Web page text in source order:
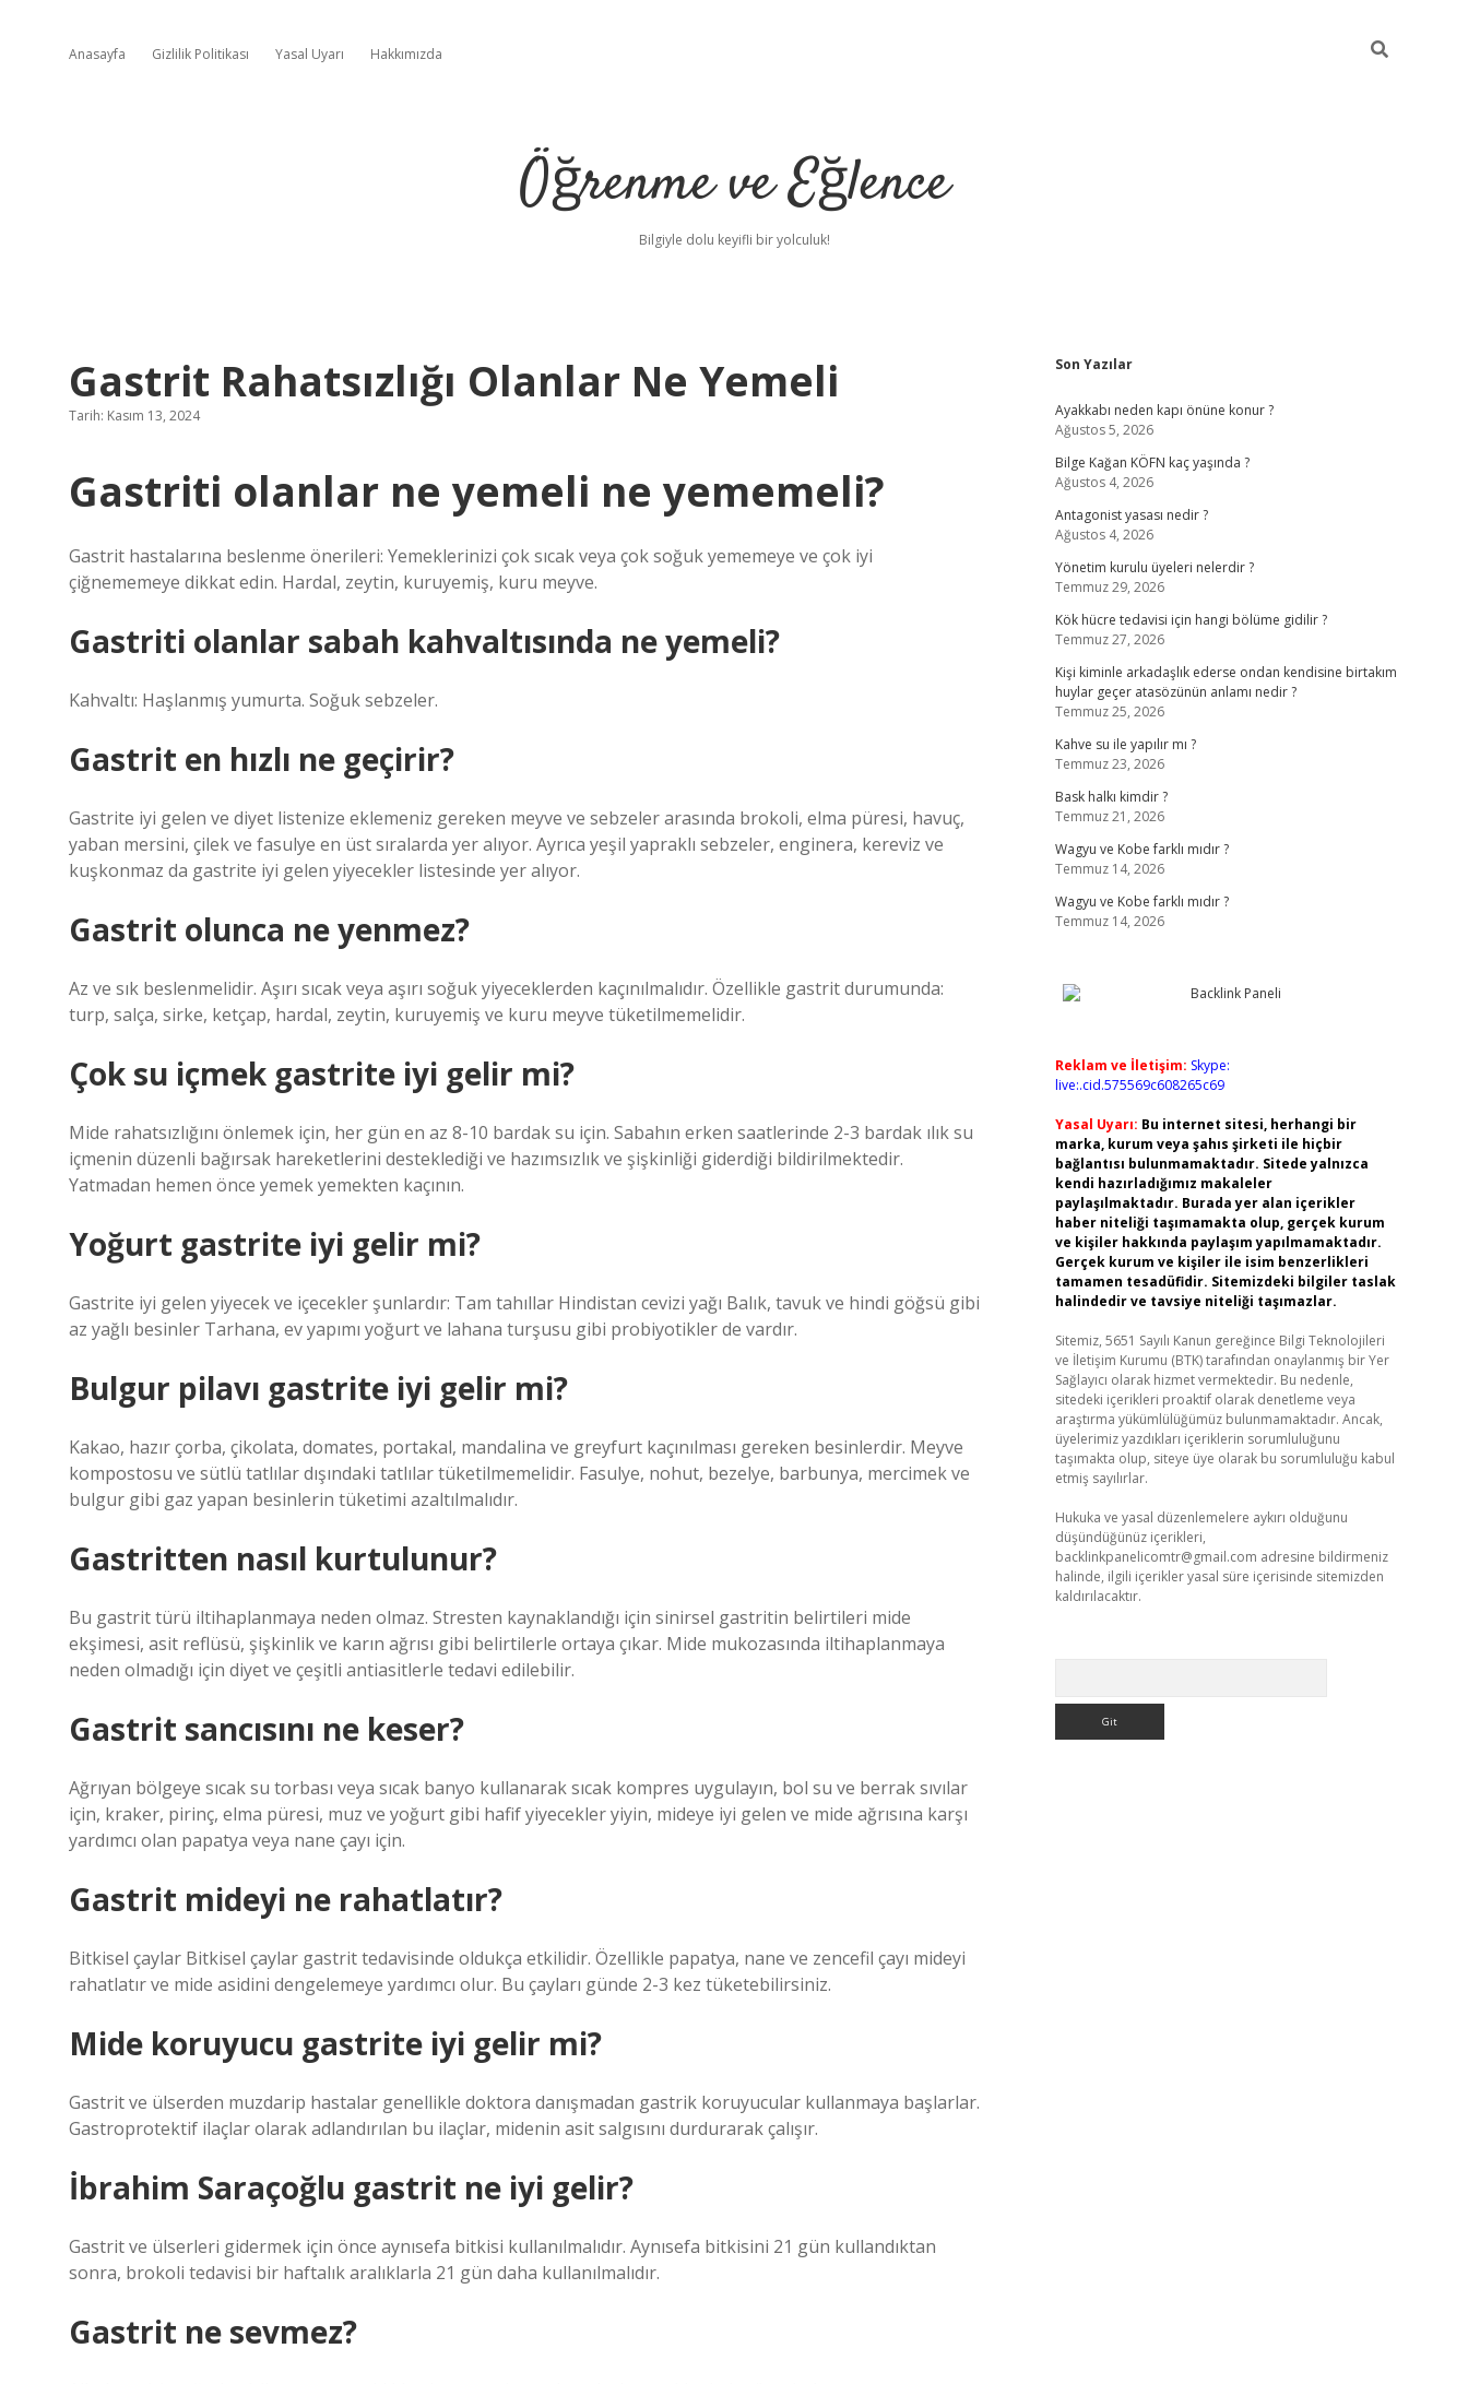
Anasayfa Gizlilik Politikası Yasal Uyarı Hakkımızda
Öğrenme ve Eğlence
Bilgiyle dolu keyifli bir yolculuk!
Gastrit Rahatsızlığı Olanlar Ne Yemeli
Tarih: Kasım 13, 2024
Gastriti olanlar ne yemeli ne yememeli?
Gastrit hastalarına beslenme önerileri: Yemeklerinizi çok sıcak veya çok soğuk yememeye ve çok iyi
çiğnememeye dikkat edin. Hardal, zeytin, kuruyemiş, kuru meyve.
Gastriti olanlar sabah kahvaltısında ne yemeli?
Kahvaltı: Haşlanmış yumurta. Soğuk sebzeler.
Gastrit en hızlı ne geçirir?
Gastrite iyi gelen ve diyet listenize eklemeniz gereken meyve ve sebzeler arasında brokoli, elma püresi, havuç,
yaban mersini, çilek ve fasulye en üst sıralarda yer alıyor. Ayrıca yeşil yapraklı sebzeler, enginera, kereviz ve
kuşkonmaz da gastrite iyi gelen yiyecekler listesinde yer alıyor.
Gastrit olunca ne yenmez?
Az ve sık beslenmelidir. Aşırı sıcak veya aşırı soğuk yiyeceklerden kaçınılmalıdır. Özellikle gastrit durumunda:
turp, salça, sirke, ketçap, hardal, zeytin, kuruyemiş ve kuru meyve tüketilmemelidir.
Çok su içmek gastrite iyi gelir mi?
Mide rahatsızlığını önlemek için, her gün en az 8-10 bardak su için. Sabahın erken saatlerinde 2-3 bardak ılık su
içmenin düzenli bağırsak hareketlerini desteklediği ve hazımsızlık ve şişkinliği giderdiği bildirilmektedir.
Yatmadan hemen önce yemek yemekten kaçının.
Yoğurt gastrite iyi gelir mi?
Gastrite iyi gelen yiyecek ve içecekler şunlardır: Tam tahıllar Hindistan cevizi yağı Balık, tavuk ve hindi göğsü gibi
az yağlı besinler Tarhana, ev yapımı yoğurt ve lahana turşusu gibi probiyotikler de vardır.
Bulgur pilavı gastrite iyi gelir mi?
Kakao, hazır çorba, çikolata, domates, portakal, mandalina ve greyfurt kaçınılması gereken besinlerdir. Meyve
kompostosu ve sütlü tatlılar dışındaki tatlılar tüketilmemelidir. Fasulye, nohut, bezelye, barbunya, mercimek ve
bulgur gibi gaz yapan besinlerin tüketimi azaltılmalıdır.
Gastritten nasıl kurtulunur?
Bu gastrit türü iltihaplanmaya neden olmaz. Stresten kaynaklandığı için sinirsel gastritin belirtileri mide
ekşimesi, asit reflüsü, şişkinlik ve karın ağrısı gibi belirtilerle ortaya çıkar. Mide mukozasında iltihaplanmaya
neden olmadığı için diyet ve çeşitli antiasitlerle tedavi edilebilir.
Gastrit sancısını ne keser?
Ağrıyan bölgeye sıcak su torbası veya sıcak banyo kullanarak sıcak kompres uygulayın, bol su ve berrak sıvılar
için, kraker, pirinç, elma püresi, muz ve yoğurt gibi hafif yiyecekler yiyin, mideye iyi gelen ve mide ağrısına karşı
yardımcı olan papatya veya nane çayı için.
Gastrit mideyi ne rahatlatır?
Bitkisel çaylar Bitkisel çaylar gastrit tedavisinde oldukça etkilidir. Özellikle papatya, nane ve zencefil çayı mideyi
rahatlatır ve mide asidini dengelemeye yardımcı olur. Bu çayları günde 2-3 kez tüketebilirsiniz.
Mide koruyucu gastrite iyi gelir mi?
Gastrit ve ülserden muzdarip hastalar genellikle doktora danışmadan gastrik koruyucular kullanmaya başlarlar.
Gastroprotektif ilaçlar olarak adlandırılan bu ilaçlar, midenin asit salgısını durdurarak çalışır.
İbrahim Saraçoğlu gastrit ne iyi gelir?
Gastrit ve ülserleri gidermek için önce aynısefa bitkisi kullanılmalıdır. Aynısefa bitkisini 21 gün kullandıktan
sonra, brokoli tedavisi bir haftalık aralıklarla 21 gün daha kullanılmalıdır.
Gastrit ne sevmez?
Sidebar
Son Yazılar
Ayakkabı neden kapı önüne konur ?
Ağustos 5, 2026
Bilge Kağan KÖFN kaç yaşında ?
Ağustos 4, 2026
Antagonist yasası nedir ?
Ağustos 4, 2026
Yönetim kurulu üyeleri nelerdir ?
Temmuz 29, 2026
Kök hücre tedavisi için hangi bölüme gidilir ?
Temmuz 27, 2026
Kişi kiminle arkadaşlık ederse ondan kendisine birtakım
huylar geçer atasözünün anlamı nedir ?
Temmuz 25, 2026
Kahve su ile yapılır mı ?
Temmuz 23, 2026
Bask halkı kimdir ?
Temmuz 21, 2026
Wagyu ve Kobe farklı mıdır ?
Temmuz 14, 2026
Wagyu ve Kobe farklı mıdır ?
Temmuz 14, 2026
Reklam ve İletişim: Skype:
live:.cid.575569c608265c69
Yasal Uyarı: Bu internet sitesi, herhangi bir
marka, kurum veya şahıs şirketi ile hiçbir
bağlantısı bulunmamaktadır. Sitede yalnızca
kendi hazırladığımız makaleler
paylaşılmaktadır. Burada yer alan içerikler
haber niteliği taşımamakta olup, gerçek kurum
ve kişiler hakkında paylaşım yapılmamaktadır.
Gerçek kurum ve kişiler ile isim benzerlikleri
tamamen tesadüfidir. Sitemizdeki bilgiler taslak
halindedir ve tavsiye niteliği taşımazlar.
Sitemiz, 5651 Sayılı Kanun gereğince Bilgi Teknolojileri
ve İletişim Kurumu (BTK) tarafından onaylanmış bir Yer
Sağlayıcı olarak hizmet vermektedir. Bu nedenle,
sitedeki içerikleri proaktif olarak denetleme veya
araştırma yükümlülüğümüz bulunmamaktadır. Ancak,
üyelerimiz yazdıkları içeriklerin sorumluluğunu
taşımakta olup, siteye üye olarak bu sorumluluğu kabul
etmiş sayılırlar.
Hukuka ve yasal düzenlemelere aykırı olduğunu
düşündüğünüz içerikleri,
backlinkpanelicomtr@gmail.com adresine bildirmeniz
halinde, ilgili içerikler yasal süre içerisinde sitemizden
kaldırılacaktır.